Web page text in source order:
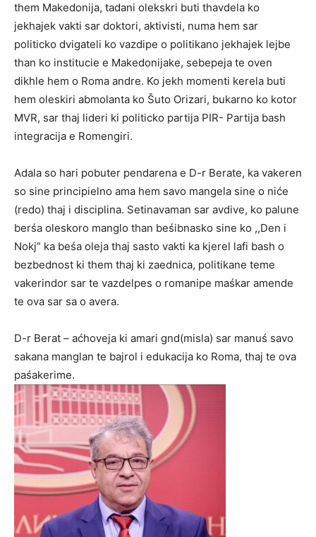
them Makedonija, tadani olekskri buti thavdela ko
jekhajek vakti sar doktori, aktivisti, numa hem sar
politicko dvigateli ko vazdipe o politikano jekhajek lejbe
than ko institucie e Makedonijake, sebepeja te oven
dikhle hem o Roma andre. Ko jekh momenti kerela buti
hem oleskiri abmolanta ko Šuto Orizari, bukarno ko kotor
MVR, sar thaj lideri ki politicko partija PIR- Partija bash
integracija e Romengiri.
Adala so hari pobuter pendarena e D-r Berate, ka vakeren
so sine principielno ama hem savo mangela sine o niće
(redo) thaj i disciplina. Setinavaman sar avdive, ko palune
berśa oleskoro manglo than beśibnasko sine ko ,,Den i
Nokj” ka beśa oleja thaj sasto vakti ka kjerel lafi bash o
bezbednost ki them thaj ki zaednica, politikane teme
vakerindor sar te vazdelpes o romanipe maśkar amende
te ova sar sa o avera.
D-r Berat – aćhoveja ki amari gnd(misla) sar manuś savo
sakana manglan te bajrol i edukacija ko Roma, thaj te ova
paśakerime.